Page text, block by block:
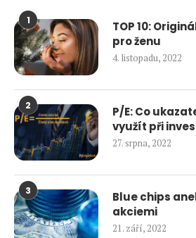
1
TOP 10:
pro ženu
4. listopadu, 2022
2
P/E: Co
využít při
27. srpna, 2022
3
Blue chips
akciemi
21. září, 2022